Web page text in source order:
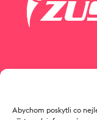
Abychom poskytli co